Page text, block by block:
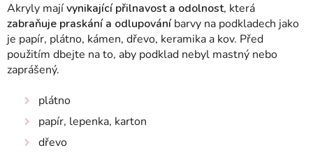
Akryly majívynikající přilnavost a odolnost, která
zabraňuje praskání a odlupováníbarvy na podkladech jako
je papír, plátno, kámen, dřevo, keramika a kov. Před
použitím dbejte na to, aby podklad nebyl mastný nebo
zaprášený.
plátno
papír, lepenka, karton
dřevo